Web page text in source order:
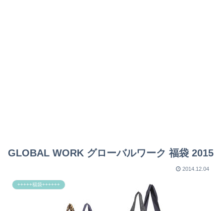
GLOBAL WORK グローバルワーク 福袋 2015
2014.12.04
+++++福袋++++++